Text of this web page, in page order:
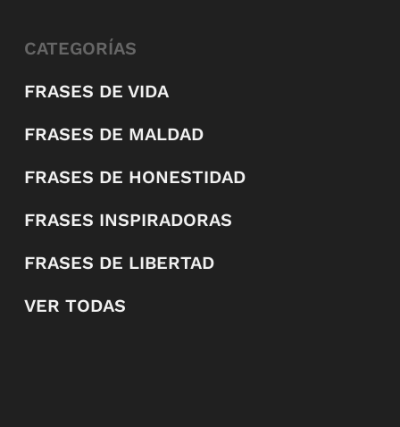
CATEGORÍAS
FRASES DE VIDA
FRASES DE MALDAD
FRASES DE HONESTIDAD
FRASES INSPIRADORAS
FRASES DE LIBERTAD
VER TODAS